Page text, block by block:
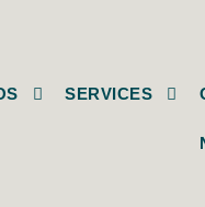
SERVICES